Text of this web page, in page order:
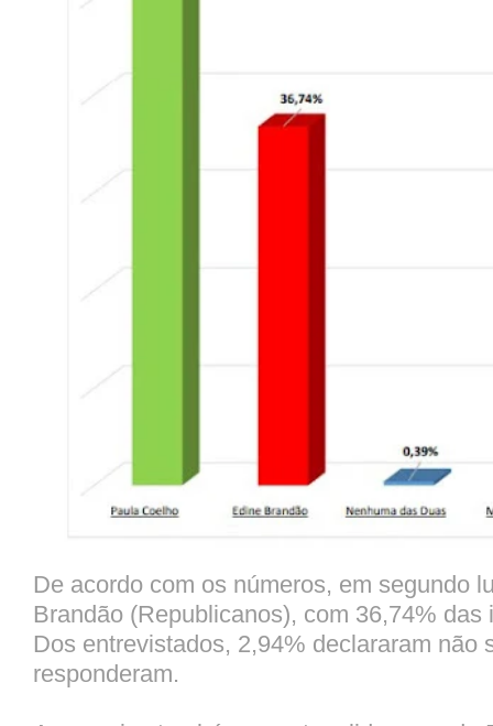
De acordo com os números, em segundo
Brandão (Republicanos), com 36,74% das
Dos entrevistados, 2,94% declararam não
responderam.